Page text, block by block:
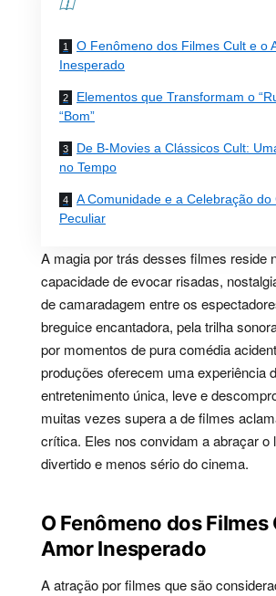
O Fenômeno dos Filmes Cult e o
Inesperado
Elementos que Transformam o
“Bom”
De B-Movies a Clássicos Cult:
no Tempo
A Comunidade e a Celebração do
Peculiar
A magia por trás desses filmes reside
capacidade de evocar risadas,
de camaradagem entre os
breguice encantadora, pela trilha
por momentos de pura comédia
produções oferecem uma experiência
entretenimento única, leve e
muitas vezes supera a de filmes
crítica. Eles nos convidam a abraçar o
divertido e menos sério do cinema.
O Fenômeno dos Filmes
Amor Inesperado
A atração por filmes que são